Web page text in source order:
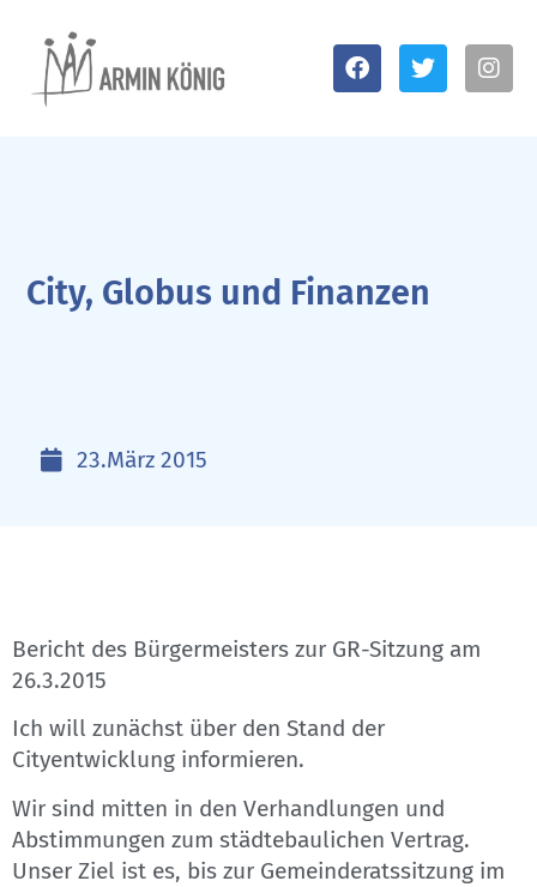
City, Globus und Finanzen
23.März 2015
Bericht des Bürgermeisters zur GR-Sitzung am
26.3.2015
Ich will zunächst über den Stand der
Cityentwicklung informieren.
Wir sind mitten in den Verhandlungen und
Abstimmungen zum städtebaulichen Vertrag.
Unser Ziel ist es, bis zur Gemeinderatssitzung im